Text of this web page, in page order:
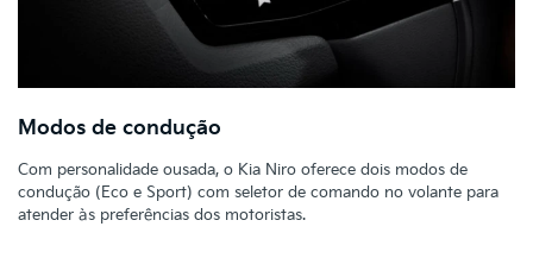
Modos de condução
Com personalidade ousada, o Kia Niro oferece dois modos de
condução (Eco e Sport) com seletor de comando no volante para
atender às preferências dos motoristas.